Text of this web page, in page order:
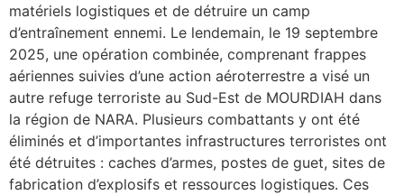
matériels logistiques et de détruire un camp
d’entraînement ennemi. Le lendemain, le 19 septembre
2025, une opération combinée, comprenant frappes
aériennes suivies d’une action aéroterrestre a visé un
autre refuge terroriste au Sud-Est de MOURDIAH dans
la région de NARA. Plusieurs combattants y ont été
éliminés et d’importantes infrastructures terroristes ont
été détruites : caches d’armes, postes de guet, sites de
fabrication d’explosifs et ressources logistiques. Ces